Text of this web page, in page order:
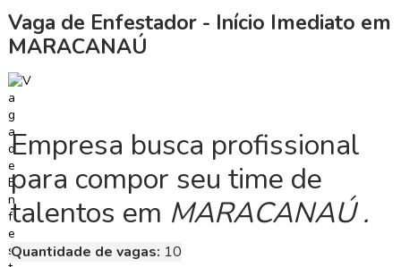
a
g
a
s
H
o
j
e
C
o
Vaga de Enfestador - Início Imediato em
MARACANAÚ
Empresa busca profissional
para compor seu time de
talentos em MARACANAÚ .
Quantidade de vagas: 10